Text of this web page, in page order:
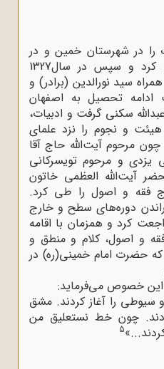
را در شهرستان خمین و در
نزد عالمان آن دیار شروع کرد و سپس در سال1327
ـ به همراه سید نورالدین (برادر) و
ادامه تحصیل به اصفهان
سکنی گرفت و ادبیات،
و نجوم را نزد علمای
مرحوم آیت‌الله حاج آقا
یزدی و مرحوم تویسرکانی
آیت‌الله العظمی خاتون
فقه و اصول را طی کرد.
دوره‌های سطح و خارج
کرد و همزمان با اقامه
و اصول، کلام و منطق و
که حضرت امام خمینی(ره) در
این خصوص می‌فرماید:
را آغاز کردند. مشق
چون خط نستعلیق من
5